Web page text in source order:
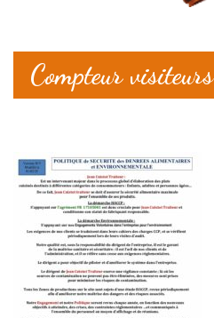
Compteur visiteurs